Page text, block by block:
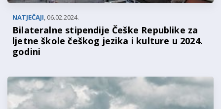
NATJEČAJI, 06.02.2024.
Bilateralne stipendije Češke Republike za
ljetne škole češkog jezika i kulture u 2024.
godini